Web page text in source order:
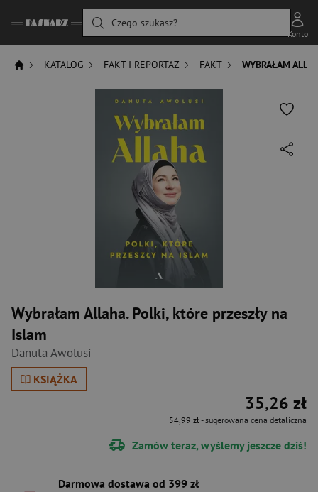
Czego szukasz?
Konto
KATALOG FAKT I REPORTAŻ FAKT WYBRAŁAM
Wybrałam Allaha. Polki, które przeszły na
Islam
Danuta Awolusi
KSIĄŻKA
35,26 zł
54,99 zł- sugerowana cena detaliczna
Zamów teraz, wyślemy jeszcze dziś!
Darmowa dostawa od 399 zł